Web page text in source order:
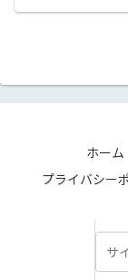
ホーム
プライバシー